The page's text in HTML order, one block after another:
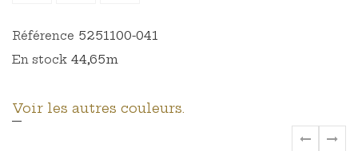
Référence 5251100-041
En stock 44,65m
Voir les autres couleurs.